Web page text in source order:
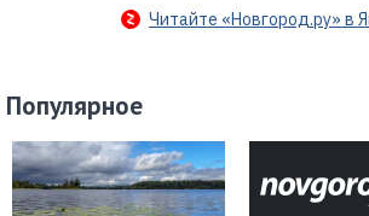
Читайте «Новгород.ру» в
Популярное